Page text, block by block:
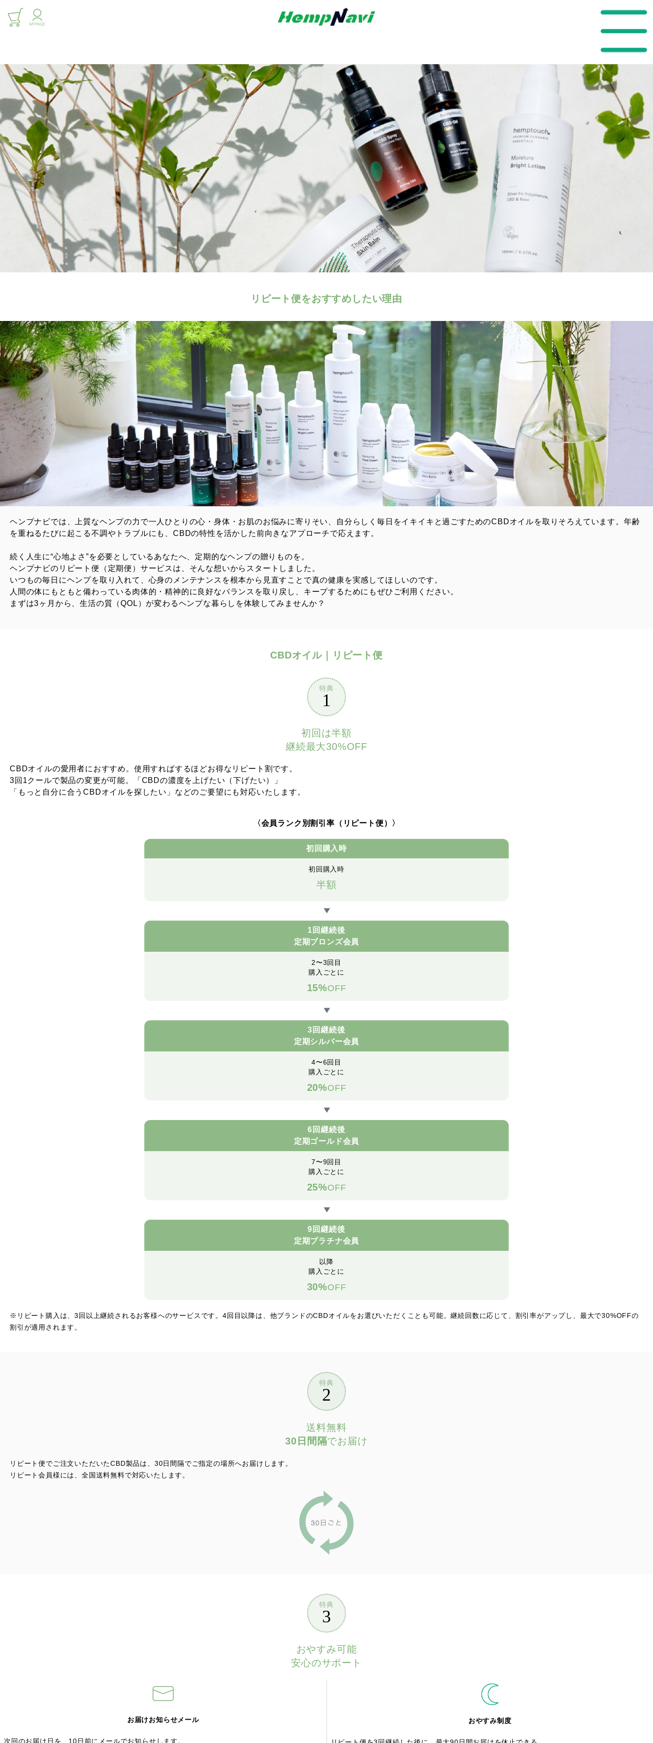
「続く人生」に、ヘンプの定期摂取を
リピート便をおすすめしたい理由
ヘンプナビでは、上質なヘンプの力で一人ひとりの心・身体・お肌のお悩みに寄りそい、
自分らしく毎日をイキイキと過ごすためのCBDオイルを取りそろえています。年齢
を重ねるたびに起こる不調やトラブルにも、 CBDの特性を活かした前向きなアプローチで応えます。
続く人生に“心地よさ”を必要としているあなたへ、定期的なヘンプの贈りものを。
ヘンプナビのリピート便（定期便）サービスは、そんな想いからスタートしました。
いつもの毎日にヘンプを取り入れて、心身のメンテナンスを根本から見直すことで真の健康を実感してほしいのです。
人間の体にもともと備わっている肉体的・精神的に良好なバランスを取り戻し、キープするためにもぜひご利用ください。
まずは3ヶ月から、生活の質（QOL）が変わるヘンプな暮らしを体験してみませんか？
CBDオイル｜リピート便
特典
1
初回は半額
継続最大30%OFF
CBDオイルの愛用者におすすめ。使用すればするほどお得なリピート割です。
3回1クールで製品の変更が可能。「CBDの濃度を上げたい（下げたい）」
「もっと自分に合うCBDオイルを探したい」などのご要望にも対応いたします。
〈会員ランク別割引率（リピート便）〉
初回購入時
初回購入時
半額
▶
1回継続後
定期ブロンズ会員
2〜3回目
購入ごとに
15%OFF
▶
3回継続後
定期シルバー会員
4〜6回目
購入ごとに
20%OFF
▶
6回継続後
定期ゴールド会員
7〜9回目
購入ごとに
25%OFF
▶
9回継続後
定期プラチナ会員
以降
購入ごとに
30%OFF
※リピート購入は、3回以上継続されるお客様へのサービスです。4回目以降は、他ブランドのCBDオイルをお選びいただくことも可能。継続回数に応じて、割引率がアップし、最大で30%OFFの
割引が適用されます。
特典
2
送料無料
30日間隔でお届け
リピート便でご注文いただいたCBD製品は、 30日間隔でご指定の場所へお届けします。
リピート会員様には、全国送料無料で対応いたします。
特典
3
おやすみ可能
安心のサポート
お届けお知らせメール
次回のお届け日を、10日前にメールでお知らせします。
おやすみ制度